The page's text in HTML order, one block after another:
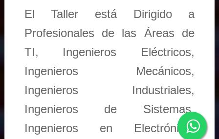
El Taller está Dirigido a
Profesionales de las Áreas de
TI, Ingenieros Eléctricos,
Ingenieros Mecánicos,
Ingenieros Industriales,
Ingenieros de Sistemas,
Ingenieros en Electrónica,